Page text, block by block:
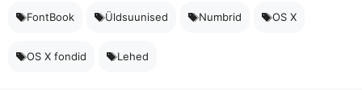
FontBook Üldsuunised Numbrid OS X
OS X fondid Lehed